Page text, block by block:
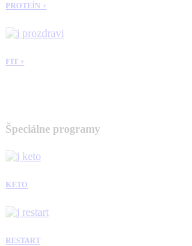
PROTEÍN +
FIT +
Špeciálne programy
KETO
RESTART